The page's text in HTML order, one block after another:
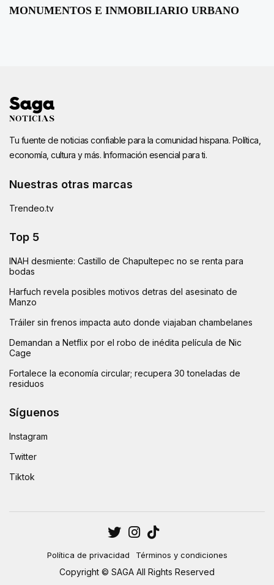
MONUMENTOS E INMOBILIARIO URBANO
Tu fuente de noticias confiable para la comunidad hispana. Política,
economía, cultura y más. Información esencial para ti.
Nuestras otras marcas
Trendeo.tv
Top 5
INAH desmiente: Castillo de Chapultepec no se renta para
bodas
Harfuch revela posibles motivos detras del asesinato de
Manzo
Tráiler sin frenos impacta auto donde viajaban chambelanes
Demandan a Netflix por el robo de inédita película de Nic
Cage
Fortalece la economía circular; recupera 30 toneladas de
residuos
Síguenos
Instagram
Twitter
Tiktok
Política de privacidad Términos y condiciones
Copyright © SAGA All Rights Reserved